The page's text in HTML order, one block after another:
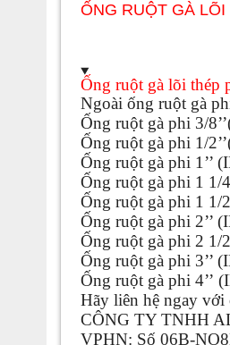
ỐNG RUỘT GÀ
Ống ruột gà lõi thép
Ngoài ống ruột gà
Ống ruột gà phi 3/
Ống ruột gà phi 1/
Ống ruột gà phi 1’’
Ống ruột gà phi 1 1/
Ống ruột gà phi 1 1/
Ống ruột gà phi 2’’
Ống ruột gà phi 2 1/
Ống ruột gà phi 3’’
Ống ruột gà phi 4’’
Hãy liên hệ ngay với
CÔNG TY TNHH
VPHN: Số 06B-